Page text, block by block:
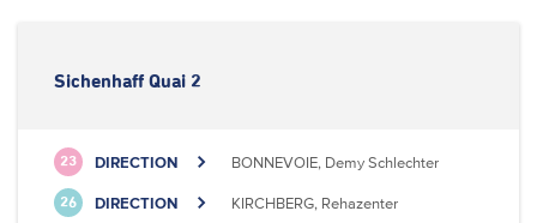
Sichenhaff Quai 2
23 DIRECTION BONNEVOIE, Demy Schlechter
26 DIRECTION KIRCHBERG, Rehazenter